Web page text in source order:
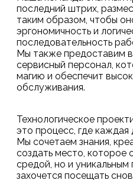
последний штрих,
таким образом, чтобы
эргономичность и
последовательность
Мы также предоставим
сервисный персонал,
магию и обеспечит
обслуживания.
Технологическое
это процесс, где каждая
Мы сочетаем знания,
создать место, которое
средой, но и
захочется посещать